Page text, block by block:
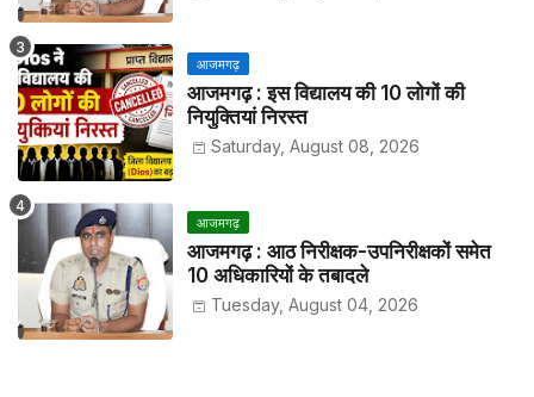
आजमगढ़
आजमगढ़ : इस विद्यालय की 10 लोगों की
नियुक्तियां निरस्त
Saturday, August 08, 2026
आजमगढ़
आजमगढ़ : आठ निरीक्षक-उपनिरीक्षकों समेत
10 अधिकारियों के तबादले
Tuesday, August 04, 2026